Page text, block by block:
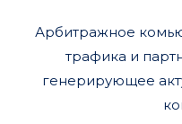
Арбитражное
трафика и
генерирующее